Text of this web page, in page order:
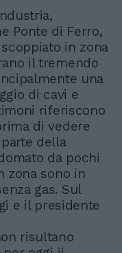
Ponte di Ferro,
in zona
il tremendo
una
di cavi e
riferiscono
di vedere
della
da pochi
zona sono in
gas. Sul
e il presidente
risultano